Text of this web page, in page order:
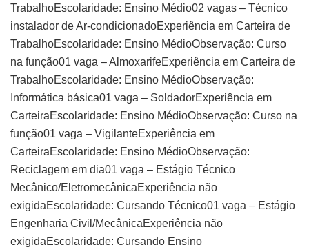
TrabalhoEscolaridade: Ensino Médio02 vagas – Técnico
instalador de Ar-condicionadoExperiência em Carteira de
TrabalhoEscolaridade: Ensino MédioObservação: Curso
na função01 vaga – AlmoxarifeExperiência em Carteira de
TrabalhoEscolaridade: Ensino MédioObservação:
Informática básica01 vaga – SoldadorExperiência em
CarteiraEscolaridade: Ensino MédioObservação: Curso na
função01 vaga – VigilanteExperiência em
CarteiraEscolaridade: Ensino MédioObservação:
Reciclagem em dia01 vaga – Estágio Técnico
Mecânico/EletromecânicaExperiência não
exigidaEscolaridade: Cursando Técnico01 vaga – Estágio
Engenharia Civil/MecânicaExperiência não
exigidaEscolaridade: Cursando Ensino